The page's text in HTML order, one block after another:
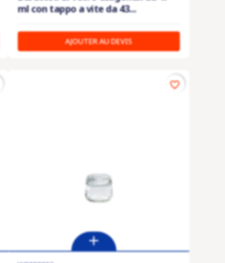
ml con tappo a vite da 43...
AJOUTER AU DEVIS
favorite_border